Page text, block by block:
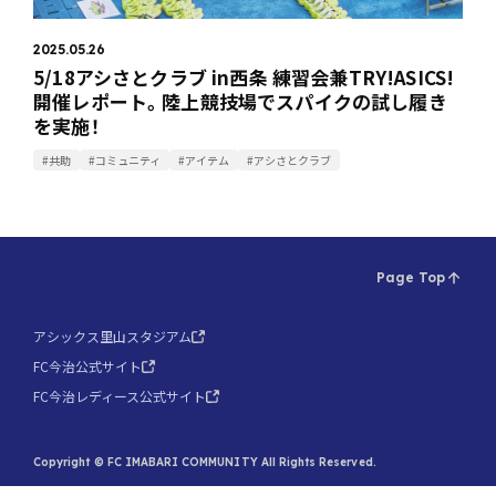
2025.05.26
5/18アシさとクラブ in西条 練習会兼TRY!ASICS!
開催レポート。陸上競技場でスパイクの試し履き
を実施！
#共助 #コミュニティ #アイテム #アシさとクラブ
Page Top
アシックス里山スタジアム
FC今治公式サイト
FC今治レディース公式サイト
Copyright © FC IMABARI COMMUNITY All Rights Reserved.